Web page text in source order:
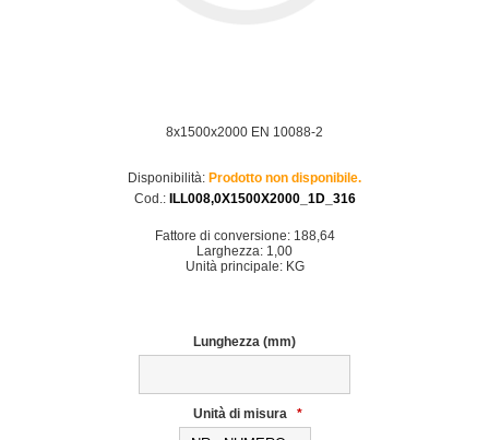
8x1500x2000 EN 10088-2
Disponibilità: Prodotto non disponibile.
Cod.:
ILL008,0X1500X2000_1D_316
Fattore di conversione: 188,64
Larghezza: 1,00
Unità principale: KG
Lunghezza (mm)
Unità di misura *